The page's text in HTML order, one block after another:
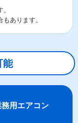
あります。
能
用エアコン